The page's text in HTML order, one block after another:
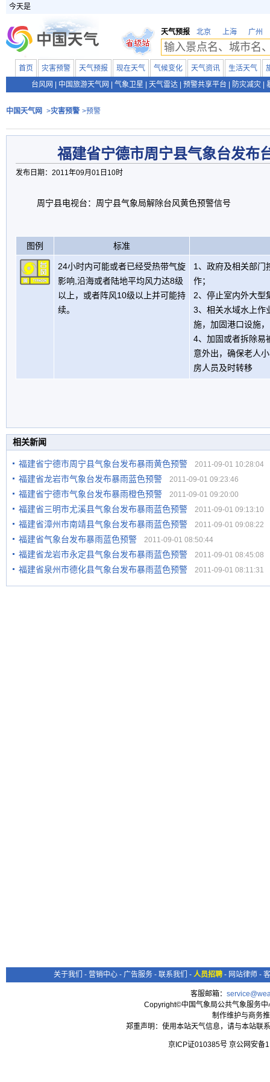
今天是
天气预报 北京 上海 广州
首页 灾害预警 天气预报 现在天气 气候变化 天气资讯 生活天气
台风网
中国旅游天气网 气象卫星 天气雷达 预警共享平台 防灾减灾
中国天气网 >灾害预警 >预警
福建省宁德市周宁县气象台发布
发布日期：2011年09月01日10时
周宁县电视台：周宁县气象局解除台风黄色预警信号
图例 标准
24小时内可能或者已经受热带气旋
影响,沿海或者陆地平均风力达8级
以上，或者阵风10级以上并可能持
续。
1、政府及相关部门
作；
2、停止室内外大型
3、相关水域水上作
施，加固港口设施
4、加固或者拆除易
意外出，确保老人
房人员及时转移
相关新闻
福建省宁德市周宁县气象台发布暴雨黄色预警 2011-09-01 10:28:04
福建省龙岩市气象台发布暴雨蓝色预警 2011-09-01 09:23:46
福建省宁德市气象台发布暴雨橙色预警 2011-09-01 09:20:00
福建省三明市尤溪县气象台发布暴雨蓝色预警 2011-09-01 09:13:10
福建省漳州市南靖县气象台发布暴雨蓝色预警 2011-09-01 09:08:22
福建省气象台发布暴雨蓝色预警 2011-09-01 08:50:44
福建省龙岩市永定县气象台发布暴雨蓝色预警 2011-09-01 08:45:08
福建省泉州市德化县气象台发布暴雨蓝色预警 2011-09-01 08:11:31
关于我们 - 营销中心 - 广告服务 - 联系我们 - 人员招聘 - 网站律师 -
客服邮箱：
Copyright©中国气象局公共气象服务
制作维护与商务
郑重声明：使用本站天气信息，请与本站联
京ICP证010385号 京公网安备